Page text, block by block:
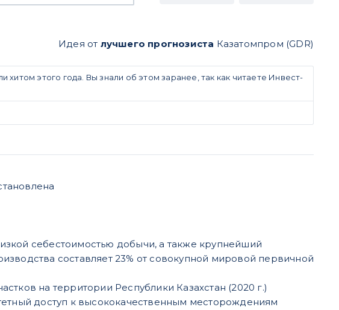
Идея от лучшего прогнозиста Казатомпром (GDR)
хитом этого года. Вы знали об этом заранее, так как читаете Инвест-
себестоимостью добычи, а также крупнейший
составляет 23% от совокупной мировой первичной
на территории Республики Казахстан (2020 г.)
доступ к высококачественным месторождениям